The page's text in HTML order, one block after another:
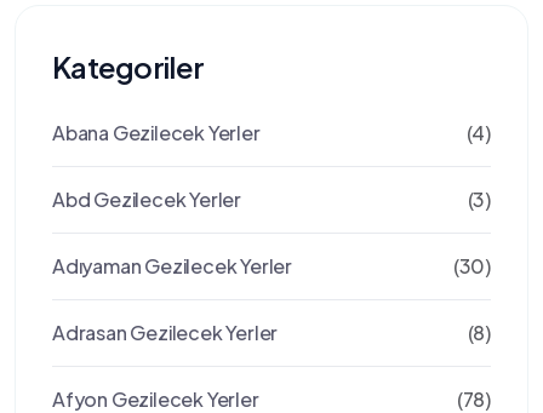
Kategoriler
Abana Gezilecek Yerler (4)
Abd Gezilecek Yerler (3)
Adıyaman Gezilecek Yerler (30)
Adrasan Gezilecek Yerler (8)
Afyon Gezilecek Yerler (78)